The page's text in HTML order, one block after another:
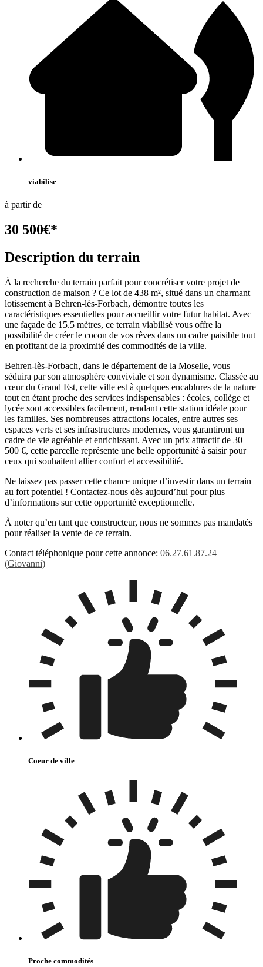
viabilise
à partir de
30 500€*
Description du terrain
À la recherche du terrain parfait pour concrétiser votre projet de
construction de maison ? Ce lot de 438 m², situé dans un charmant
lotissement à Behren-lès-Forbach, démontre toutes les
caractéristiques essentielles pour accueillir votre futur habitat. Avec
une façade de 15.5 mètres, ce terrain viabilisé vous offre la
possibilité de créer le cocon de vos rêves dans un cadre paisible tout
en profitant de la proximité des commodités de la ville.
Behren-lès-Forbach, dans le département de la Moselle, vous
séduira par son atmosphère conviviale et son dynamisme. Classée au
cœur du Grand Est, cette ville est à quelques encablures de la nature
tout en étant proche des services indispensables : écoles, collège et
lycée sont accessibles facilement, rendant cette station idéale pour
les familles. Ses nombreuses attractions locales, entre autres ses
espaces verts et ses infrastructures modernes, vous garantiront un
cadre de vie agréable et enrichissant. Avec un prix attractif de 30
500 €, cette parcelle représente une belle opportunité à saisir pour
ceux qui souhaitent allier confort et accessibilité.
Ne laissez pas passer cette chance unique d’investir dans un terrain
au fort potentiel ! Contactez-nous dès aujourd’hui pour plus
d’informations sur cette opportunité exceptionnelle.
À noter qu’en tant que constructeur, nous ne sommes pas mandatés
pour réaliser la vente de ce terrain.
Contact téléphonique pour cette annonce: 06.27.61.87.24
(Giovanni)
Coeur de ville
Proche commodités